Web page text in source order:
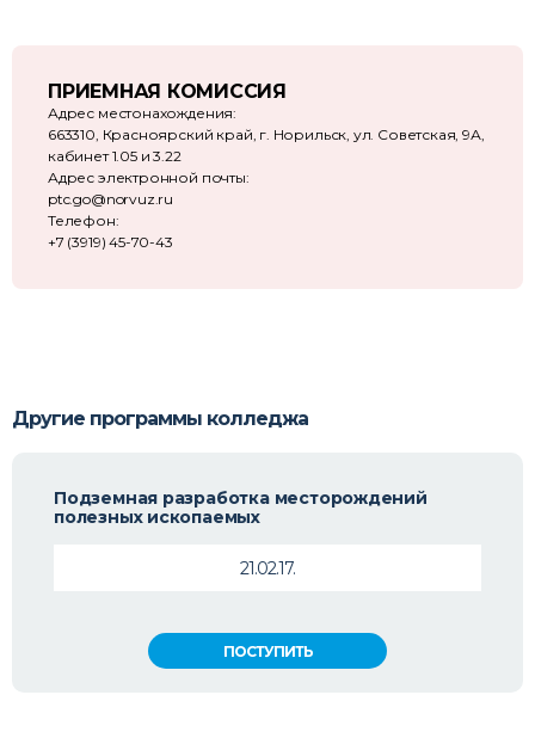
ПРИЕМНАЯ КОМИССИЯ
Адрес местонахождения:
663310, Красноярский край, г. Норильск, ул. Советская, 9А,
кабинет 1.05 и 3.22
Адрес электронной почты:
ptc.go@norvuz.ru
Телефон:
+7 (3919) 45-70-43
Другие программы колледжа
Подземная разработка месторождений
полезных ископаемых
21.02.17.
ПОСТУПИТЬ